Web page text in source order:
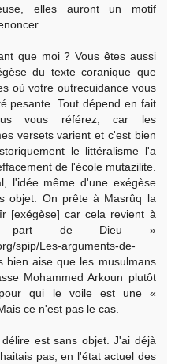
elles auront un motif
que moi ? Vous êtes aussi
du texte coranique que
où votre outrecuidance vous
pesante. Tout dépend en fait
vous référez, car les
versets varient et c'est bien
le littéralisme l'a
de l'école mutazilite.
l'idée même d'une exégèse
objet. On prête à Masrûq la
[exégèse] car cela revient à
part de Dieu »
spip/Les-arguments-de-
bien aise que les musulmans
Mohammed Arkoun plutôt
qui le voile est une «
ce n'est pas le cas.
est sans objet. J'ai déjà
pas, en l'état actuel des